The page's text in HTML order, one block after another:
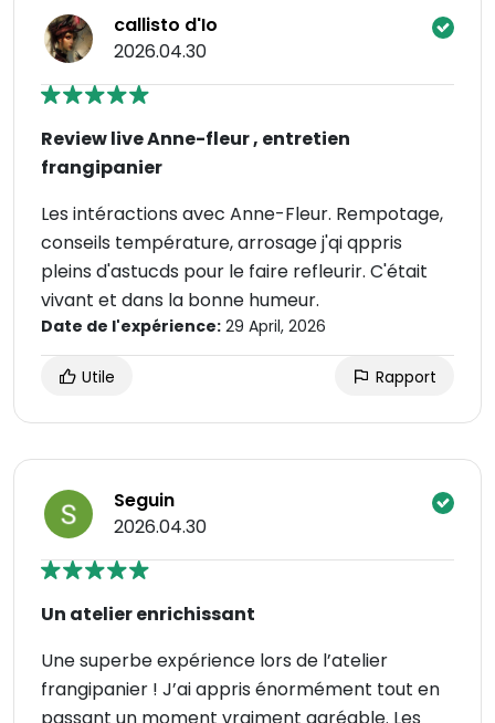
callisto d'Io
2026.04.30
Review live Anne-fleur , entretien
frangipanier
Les intéractions avec Anne-Fleur. Rempotage,
conseils température, arrosage j'qi qppris
pleins d'astucds pour le faire refleurir. C'était
vivant et dans la bonne humeur.
Date de l'expérience: 29 April, 2026
Utile Rapport
Seguin
2026.04.30
Un atelier enrichissant
Une superbe expérience lors de l’atelier
frangipanier ! J’ai appris énormément tout en